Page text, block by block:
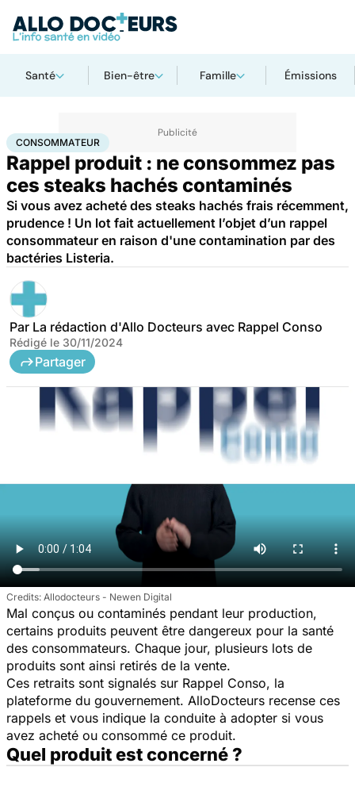
Santé Bien-être Famille Émissions
AccueilSantéConsommateur
CONSOMMATEUR
Rappel produit : ne consommez pas
ces steaks hachés contaminés
Si vous avez acheté des steaks hachés frais récemment,
prudence ! Un lot fait actuellement l’objet d’un rappel
consommateur en raison d'une contamination par des
bactéries Listeria.
Par La rédaction d'Allo Docteurs avec Rappel Conso
Rédigé le 30/11/2024
Partager
Allodocteurs - Newen Digital
Mal conçus ou contaminés pendant leur production,
certains produits peuvent être dangereux pour la santé
des consommateurs. Chaque jour, plusieurs lots de
produits sont ainsi retirés de la vente.
Ces retraits sont signalés sur Rappel Conso, la
plateforme du gouvernement. AlloDocteurs recense ces
rappels et vous indique la conduite à adopter si vous
avez acheté ou consommé ce produit.
Quel produit est concerné ?